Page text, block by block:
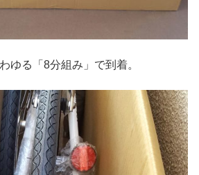
ゆる「8分組み」で到着。